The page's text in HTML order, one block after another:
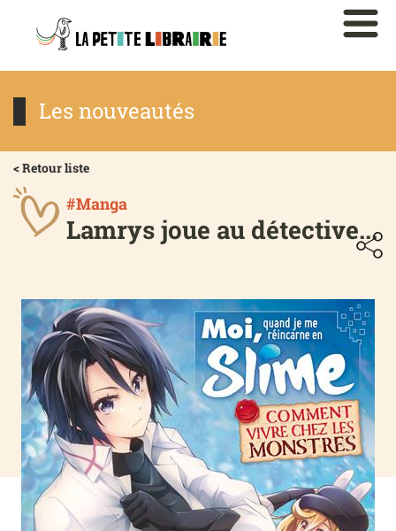
Les nouveautés
< Retour liste
#Manga
Lamrys joue au détective...